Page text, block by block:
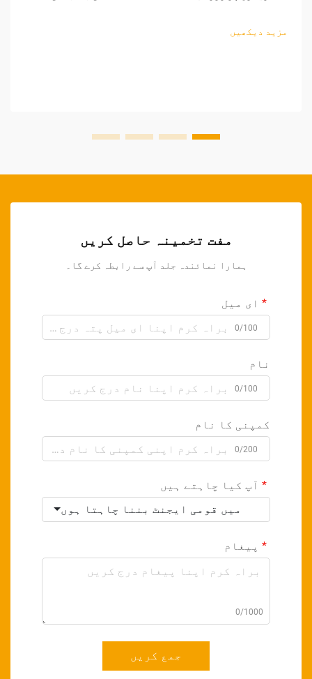
کے اوزار کی ذرائع کاری کی پیچیدگیوں کو سمجھنا...
مزید دیکھیں
مفت تخمینہ حاصل کریں
ہمارا نمائندہ جلد آپ سے رابطہ کرے گا۔
ای میل
0/100
نام
0/100
کمپنی کا نام
0/200
آپ کیا چاہتے ہیں
میں قومی ایجنٹ بننا چاہتا ہوں
پیغام
0/1000
جمع کریں